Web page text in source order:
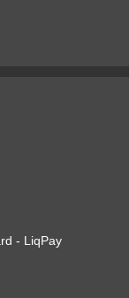
- LiqPay